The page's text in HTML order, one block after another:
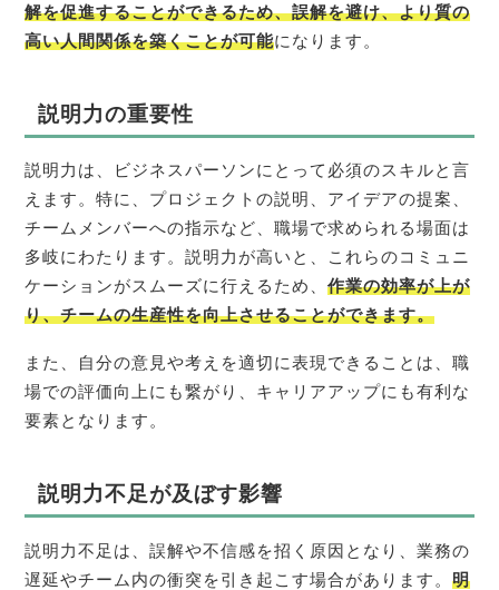
解を促進することができるため、誤解を避け、より質の
高い人間関係を築くことが可能になります。
説明力の重要性
説明力は、ビジネスパーソンにとって必須のスキルと言
えます。特に、プロジェクトの説明、アイデアの提案、
チームメンバーへの指示など、職場で求められる場面は
多岐にわたります。説明力が高いと、これらのコミュニ
ケーションがスムーズに行えるため、作業の効率が上が
り、チームの生産性を向上させることができます。
また、自分の意見や考えを適切に表現できることは、職
場での評価向上にも繋がり、キャリアアップにも有利な
要素となります。
説明力不足が及ぼす影響
説明力不足は、誤解や不信感を招く原因となり、業務の
遅延やチーム内の衝突を引き起こす場合があります。明